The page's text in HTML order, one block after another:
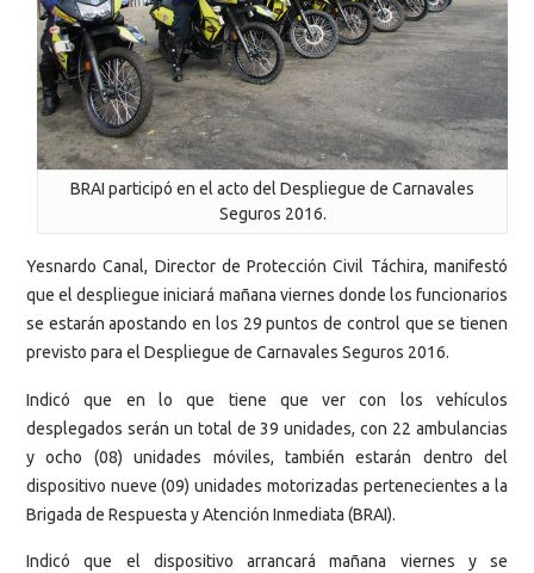
BRAI participó en el acto del Despliegue de Carnavales
Seguros 2016.
Yesnardo Canal, Director de Protección Civil Táchira, manifestó
que el despliegue iniciará mañana viernes donde los funcionarios
se estarán apostando en los 29 puntos de control que se tienen
previsto para el Despliegue de Carnavales Seguros 2016.
Indicó que en lo que tiene que ver con los vehículos
desplegados serán un total de 39 unidades, con 22 ambulancias
y ocho (08) unidades móviles, también estarán dentro del
dispositivo nueve (09) unidades motorizadas pertenecientes a la
Brigada de Respuesta y Atención Inmediata (BRAI).
Indicó que el dispositivo arrancará mañana viernes y se